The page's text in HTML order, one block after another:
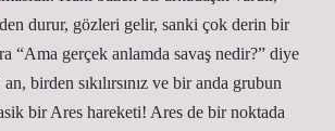
durur, gözleri gelir, sanki çok derin bir
“Ama gerçek anlamda savaş nedir?” diye
birden sıkılırsınız ve bir anda grubun
bir Ares hareketi! Ares de bir noktada